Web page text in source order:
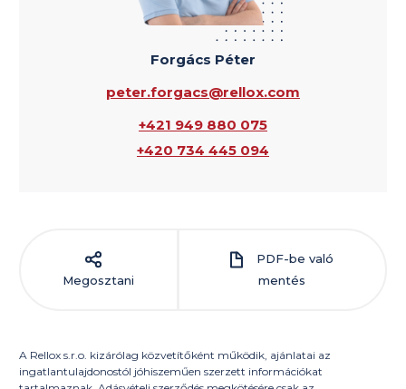
Forgács Péter
peter.forgacs@rellox.com
+421 949 880 075
+420 734 445 094
Megosztani
PDF-be való
mentés
A Rellox s.r.o. kizárólag közvetítőként működik, ajánlatai az
ingatlantulajdonostól jóhiszeműen szerzett információkat